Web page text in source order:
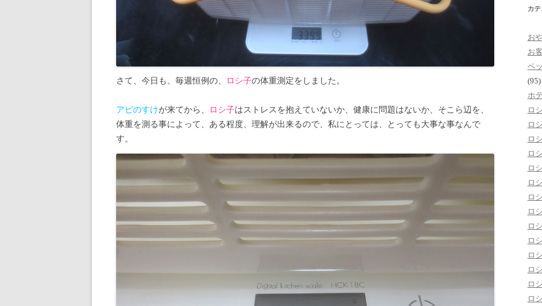
さて、今日も、毎週恒例の、 ロシ子の体重測定をしました。
アビのすけが来てから、 ロシ子はストレスを抱えていないか、健康に問題はないか、そこら辺を、
体重を測る事によって、ある程度、理解が出来るので、私にとっては、とっても大事な事なんで
す。
カ
お
お
ペ
(95)
ホ
ロ
ロ
ロ
ロ
ロ
ロ
ロ
ロ
ロ
ロ
ロ
ロ
ロ
ロ